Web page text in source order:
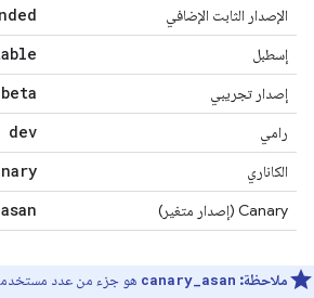
الإصدار الثابت الإضافي
إسطبل
إصدار تجريبي beta
رامي dev
الكاناري
Canary (إصدار متغير) asan
ملاحظة: canary_asan